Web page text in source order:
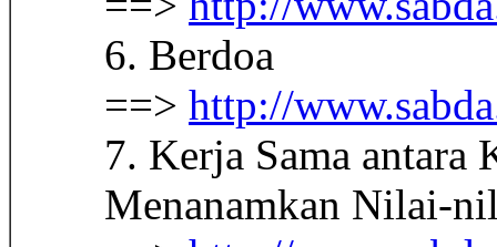
6. Berdoa
==> http://
7. Kerja Sama antara
Menanamkan Nilai-